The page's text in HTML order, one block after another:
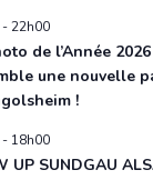
-22h00
de l’Année
une nouvelle
!
- 18h00
UP SUNDGAU